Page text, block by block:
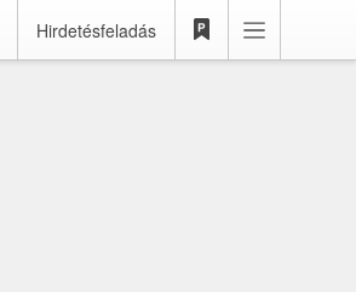
Hirdetésfeladás